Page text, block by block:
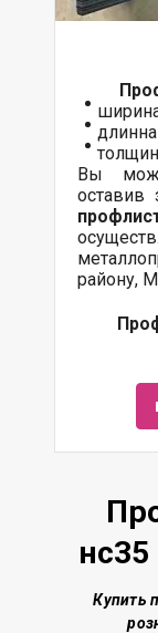
Вы
оставив
району,
Купить